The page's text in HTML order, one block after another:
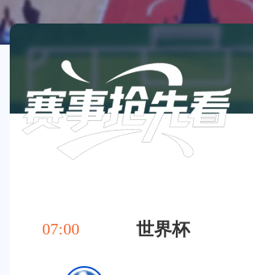
07:00 世界杯